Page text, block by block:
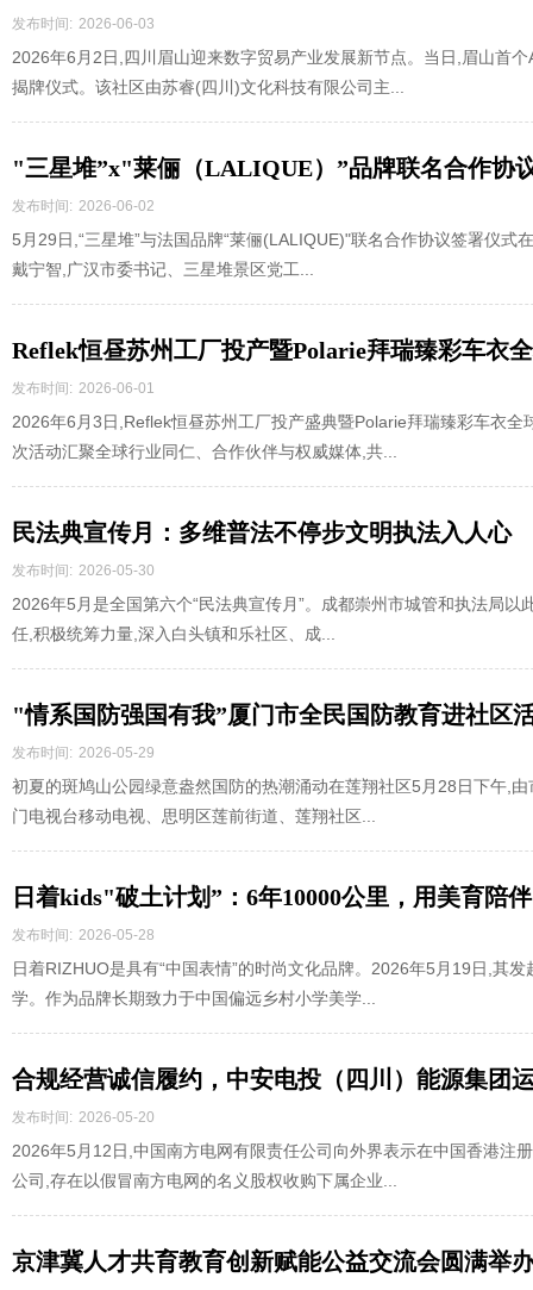
态
发布时间: 2026-06-03
2026年6月2日,四川眉山迎来数字贸易产业发展新节点。当日,眉山首
揭牌仪式。该社区由苏睿(四川)文化科技有限公司主...
"三星堆”x"莱俪（LALIQUE）”品牌联名合作协
发布时间: 2026-06-02
5月29日,“三星堆”与法国品牌“莱俪(LALIQUE)"联名合作协议签署仪式
戴宁智,广汉市委书记、三星堆景区党工...
Reflek恒昼苏州工厂投产暨Polarie拜瑞臻彩车衣
发布时间: 2026-06-01
2026年6月3日,Reflek恒昼苏州工厂投产盛典暨Polarie拜瑞臻彩车衣全
次活动汇聚全球行业同仁、合作伙伴与权威媒体,共...
民法典宣传月：多维普法不停步文明执法入人心
发布时间: 2026-05-30
2026年5月是全国第六个“民法典宣传月”。成都崇州市城管和执法局以
任,积极统筹力量,深入白头镇和乐社区、成...
"情系国防强国有我”厦门市全民国防教育进社区
发布时间: 2026-05-29
初夏的斑鸠山公园绿意盎然国防的热潮涌动在莲翔社区5月28日下午,
门电视台移动电视、思明区莲前街道、莲翔社区...
日着kids"破土计划”：6年10000公里，用美育陪
发布时间: 2026-05-28
日着RIZHUO是具有“中国表情”的时尚文化品牌。2026年5月19日,其
学。作为品牌长期致力于中国偏远乡村小学美学...
合规经营诚信履约，中安电投（四川）能源集团
发布时间: 2026-05-20
2026年5月12日,中国南方电网有限责任公司向外界表示在中国香港注
公司,存在以假冒南方电网的名义股权收购下属企业...
京津冀人才共育教育创新赋能公益交流会圆满举